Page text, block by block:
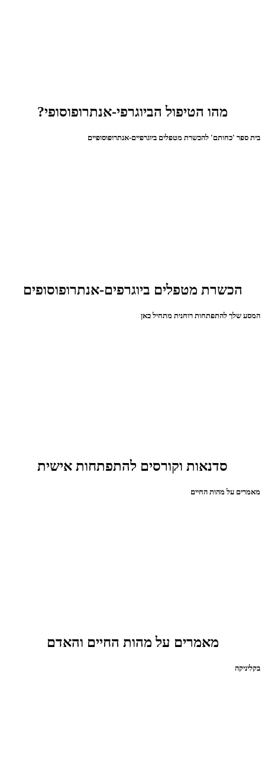
מהו הטיפול הביוגרפי-אנתרופוסופי?
בית ספר 'כחותם' להכשרת מטפלים ביוגרפיים-אנתרופוסופיים
הכשרת מטפלים ביוגרפים-אנתרופוסופים
המסע שלך להתפתחות רוחנית מתחיל כאן
סדנאות וקורסים להתפתחות אישית
מאמרים על מהות החיים
מאמרים על מהות החיים והאדם
בקליניקה